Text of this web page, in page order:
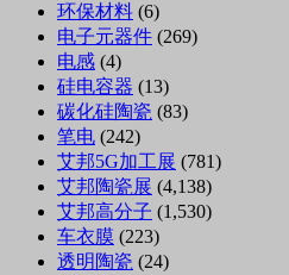
环保材料 (6)
电子元器件 (269)
电感 (4)
硅电容器 (13)
碳化硅陶瓷 (83)
笔电 (242)
艾邦5G加工展 (781)
艾邦陶瓷展 (4,138)
艾邦高分子 (1,530)
车衣膜 (223)
透明陶瓷 (24)